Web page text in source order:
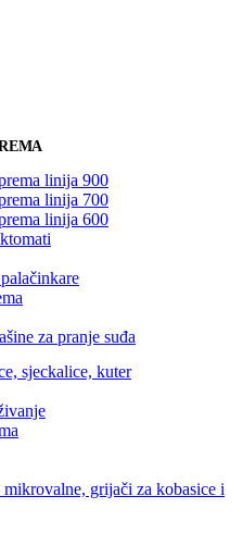
linija 900
linija 700
linija 600
za pranje suđa
sjeckalice, kuter
mikrovalne, grijači za kobasice i